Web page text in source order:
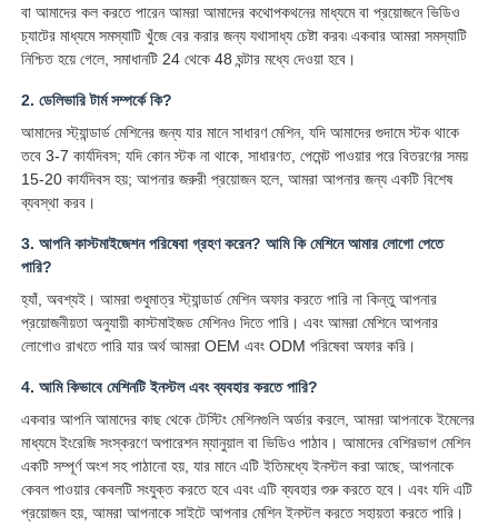
বা আমাদের কল করতে পারেন আমরা আমাদের কথোপকথনের মাধ্যমে বা প্রয়োজনে ভিডিও
চ্যাটের মাধ্যমে সমস্যাটি খুঁজে বের করার জন্য যথাসাধ্য চেষ্টা করব৷ একবার আমরা সমস্যাটি
নিশ্চিত হয়ে গেলে, সমাধানটি 24 থেকে 48 ঘন্টার মধ্যে দেওয়া হবে।
2. ডেলিভারি টার্ম সম্পর্কে কি?
আমাদের স্ট্যান্ডার্ড মেশিনের জন্য যার মানে সাধারণ মেশিন, যদি আমাদের গুদামে স্টক থাকে
তবে 3-7 কার্যদিবস; যদি কোন স্টক না থাকে, সাধারণত, পেমেন্ট পাওয়ার পরে বিতরণের সময়
15-20 কার্যদিবস হয়; আপনার জরুরী প্রয়োজন হলে, আমরা আপনার জন্য একটি বিশেষ
ব্যবস্থা করব।
3. আপনি কাস্টমাইজেশন পরিষেবা গ্রহণ করেন? আমি কি মেশিনে আমার লোগো পেতে
পারি?
হ্যাঁ, অবশ্যই। আমরা শুধুমাত্র স্ট্যান্ডার্ড মেশিন অফার করতে পারি না কিন্তু আপনার
প্রয়োজনীয়তা অনুযায়ী কাস্টমাইজড মেশিনও দিতে পারি। এবং আমরা মেশিনে আপনার
লোগোও রাখতে পারি যার অর্থ আমরা OEM এবং ODM পরিষেবা অফার করি।
4. আমি কিভাবে মেশিনটি ইনস্টল এবং ব্যবহার করতে পারি?
একবার আপনি আমাদের কাছ থেকে টেস্টিং মেশিনগুলি অর্ডার করলে, আমরা আপনাকে ইমেলের
মাধ্যমে ইংরেজি সংস্করণে অপারেশন ম্যানুয়াল বা ভিডিও পাঠাব। আমাদের বেশিরভাগ মেশিন
একটি সম্পূর্ণ অংশ সহ পাঠানো হয়, যার মানে এটি ইতিমধ্যে ইনস্টল করা আছে, আপনাকে
কেবল পাওয়ার কেবলটি সংযুক্ত করতে হবে এবং এটি ব্যবহার শুরু করতে হবে। এবং যদি এটি
প্রয়োজন হয়, আমরা আপনাকে সাইটে আপনার মেশিন ইনস্টল করতে সহায়তা করতে পারি।